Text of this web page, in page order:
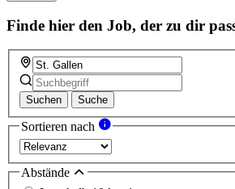
Finde hier den Job, der zu dir
Suchen Suche
Sortieren nach
Abstände